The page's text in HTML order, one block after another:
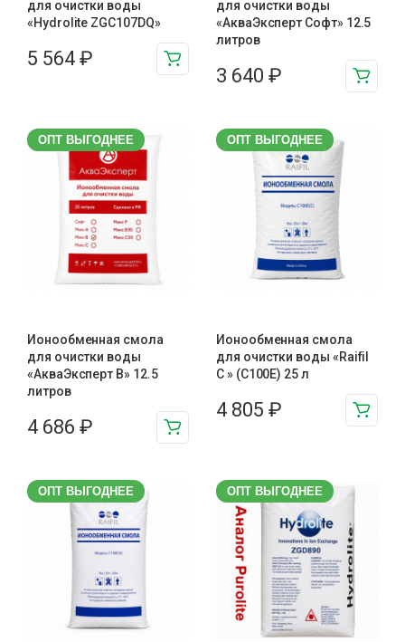
для очистки воды
«Hydrolite ZGC107DQ»
5 564 ₽
для очистки воды
«АкваЭксперт Софт» 12.5
литров
3 640 ₽
ОПТ ВЫГОДНЕЕ
Ионообменная смола
для очистки воды
«АкваЭксперт В» 12.5
литров
4 686 ₽
ОПТ ВЫГОДНЕЕ
Ионообменная смола
для очистки воды «Raifil
C » (C100E) 25 л
4 805 ₽
ОПТ ВЫГОДНЕЕ ОПТ ВЫГОДНЕЕ